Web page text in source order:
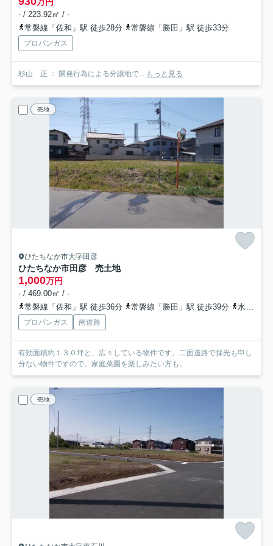
- / 223.92㎡ / -
常磐線「佐和」駅 徒歩28分
常磐線「勝田」駅 徒歩33分
プロパンガス
杉山 正 ： 開発行為による分譲地で... もっと見る
売地
ひたちなか市大字田彦
ひたちなか市田彦 売土地
1,000万円
- / 469.00㎡ / -
常磐線「佐和」駅 徒歩36分
常磐線「勝田」駅 徒歩39分 水郡線「後台」駅 徒歩46分
プロパンガス 南道路
有効面積約１３０坪と、広々している物件です。二面道路で採光も申し
分ない物件ですので、家庭菜園を楽しみたい方も。
売地